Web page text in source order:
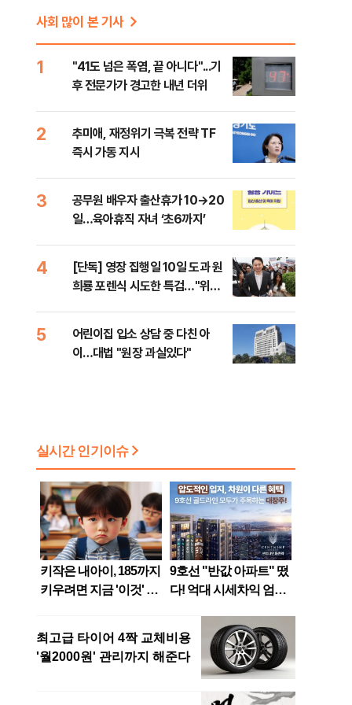
사회 많이 본 기사
1
"41도 넘은 폭염, 끝 아니다"...기
후 전문가가 경고한 내년 더위
2
추미애, 재정위기 극복 전략 TF
즉시 가동 지시
3
공무원 배우자 출산휴가 10→20
일…육아휴직 자녀 ‘초6까지’
4
[단독] 영장 집행일 10일 도과 원
희룡 포렌식 시도한 특검…"위법
5
어린이집 입소 상담 중 다친 아
이…대법 "원장 과실있다"